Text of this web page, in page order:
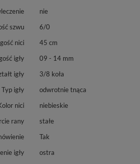
nie
szwu
6/0
nici
45 cm
igły
09 - 14 mm
igły
3/8 koła
Typ igły
odwrotnie tnąca
nici
niebieskie
rany
stałe
Tak
igły
ostra